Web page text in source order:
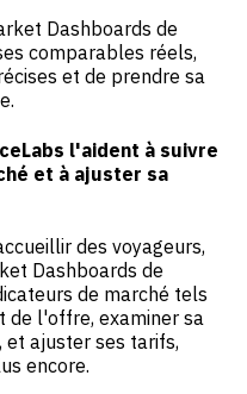
Dashboards de
comparables réels,
et de prendre sa
l'aident à suivre
et à ajuster sa
des voyageurs,
Dashboards de
de marché tels
de l'offre, examiner sa
ajuster ses tarifs,
encore.